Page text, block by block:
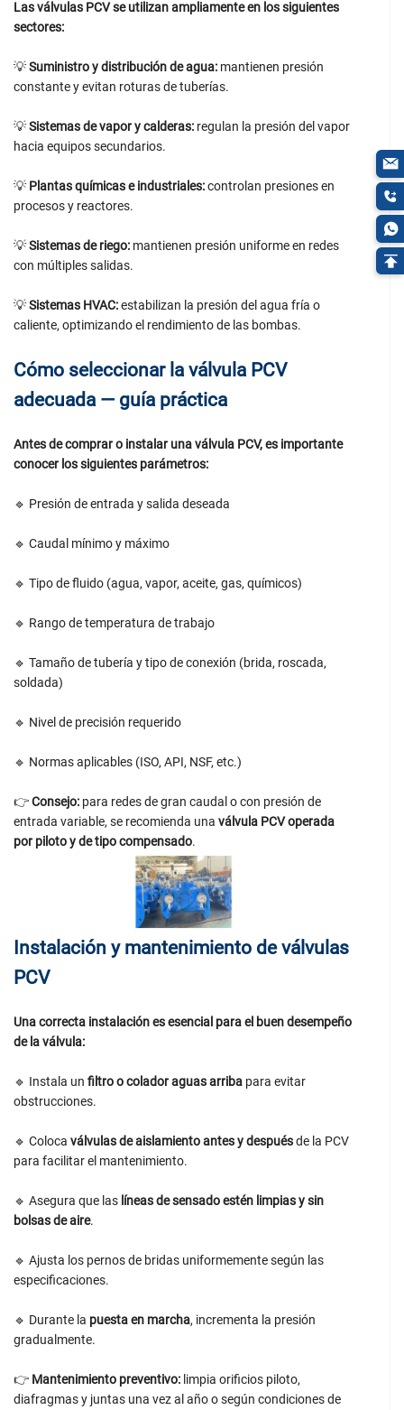
Las válvulas PCV se utilizan ampliamente en los siguientes
sectores:
💡Suministro y distribución de agua: mantienen presión
constante y evitan roturas de tuberías.
💡Sistemas de vapor y calderas: regulan la presión del vapor
hacia equipos secundarios.
💡Plantas químicas e industriales:controlan presiones en
procesos y reactores.
💡Sistemas de riego: mantienen presión uniforme en redes
con múltiples salidas.
💡Sistemas HVAC:estabilizan la presión del agua fría o
caliente, optimizando el rendimiento de las bombas.
Cómo seleccionar la válvula PCV
adecuada — guía práctica
Antes de comprar o instalar una válvula PCV, es importante
conocer los siguientes parámetros:
🔹 Presión de entrada y salida deseada
🔹 Caudal mínimo y máximo
🔹 Tipo de fluido (agua, vapor, aceite, gas, químicos)
🔹 Rango de temperatura de trabajo
🔹 Tamaño de tubería y tipo de conexión (brida, roscada,
soldada)
🔹 Nivel de precisión requerido
🔹 Normas aplicables (ISO, API, NSF, etc.)
👉Consejo: para redes de gran caudal o con presión de
entrada variable, se recomienda una válvula PCV operada
por piloto y de tipo compensado.
Instalación y mantenimiento de válvulas
PCV
Una correcta instalación es esencial para el buen desempeño
de la válvula:
🔹 Instala un filtro o colador aguas arriba para evitar
obstrucciones.
🔹 Coloca válvulas de aislamiento antes y despuésde la PCV
para facilitar el mantenimiento.
🔹 Asegura que las líneas de sensado estén limpias y sin
bolsas de aire.
🔹 Ajusta los pernos de bridas uniformemente según las
especificaciones.
🔹 Durante la puesta en marcha, incrementa la presión
gradualmente.
👉 Mantenimiento preventivo: limpia orificios piloto,
diafragmas y juntas una vez al año o según condiciones de